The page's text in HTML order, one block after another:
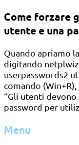
Come forzare
utente e una
Quando apriamo
digitando
userpasswords2
comando
“Gli utenti
password per
Menu